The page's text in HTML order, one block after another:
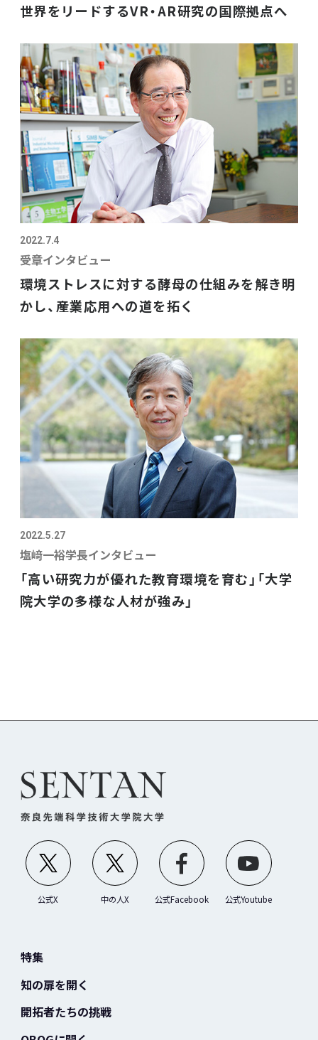
世界をリードするVR・AR研究の国際拠点へ
2022.7.4
受章インタビュー
環境ストレスに対する酵母の仕組みを解き明
かし、産業応用への道を拓く
2022.5.27
塩﨑一裕学長インタビュー
「高い研究力が優れた教育環境を育む」「大学
院大学の多様な人材が強み」
公式X 中の人X 公式Facebook 公式Youtube
特集
知の扉を開く
開拓者たちの挑戦